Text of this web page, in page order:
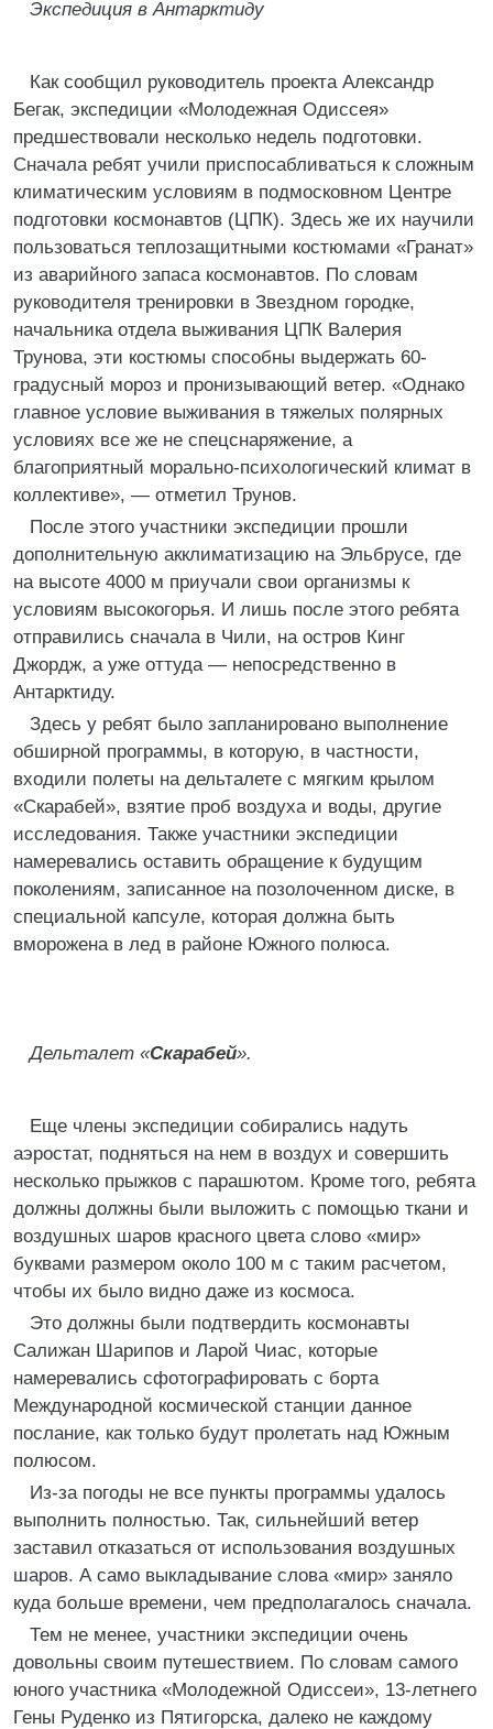
Экспедиция в Антарктиду
Как сообщил руководитель проекта Александр
Бегак, экспедиции «Молодежная Одиссея»
предшествовали несколько недель подготовки.
Сначала ребят учили приспосабливаться к сложным
климатическим условиям в подмосковном Центре
подготовки космонавтов (ЦПК). Здесь же их научили
пользоваться теплозащитными костюмами «Гранат»
из аварийного запаса космонавтов. По словам
руководителя тренировки в Звездном городке,
начальника отдела выживания ЦПК Валерия
Трунова, эти костюмы способны выдержать 60-
градусный мороз и пронизывающий ветер. «Однако
главное условие выживания в тяжелых полярных
условиях все же не спецснаряжение, а
благоприятный морально-психологический климат в
коллективе», — отметил Трунов.
После этого участники экспедиции прошли
дополнительную акклиматизацию на Эльбрусе, где
на высоте 4000 м приучали свои организмы к
условиям высокогорья. И лишь после этого ребята
отправились сначала в Чили, на остров Кинг
Джордж, а уже оттуда — непосредственно в
Антарктиду.
Здесь у ребят было запланировано выполнение
обширной программы, в которую, в частности,
входили полеты на дельталете с мягким крылом
«Скарабей», взятие проб воздуха и воды, другие
исследования. Также участники экспедиции
намеревались оставить обращение к будущим
поколениям, записанное на позолоченном диске, в
специальной капсуле, которая должна быть
вморожена в лед в районе Южного полюса.
Дельталет «Скарабей».
Еще члены экспедиции собирались надуть
аэростат, подняться на нем в воздух и совершить
несколько прыжков с парашютом. Кроме того, ребята
должны должны были выложить с помощью ткани и
воздушных шаров красного цвета слово «мир»
буквами размером около 100 м с таким расчетом,
чтобы их было видно даже из космоса.
Это должны были подтвердить космонавты
Салижан Шарипов и Ларой Чиас, которые
намеревались сфотографировать с борта
Международной космической станции данное
послание, как только будут пролетать над Южным
полюсом.
Из-за погоды не все пункты программы удалось
выполнить полностью. Так, сильнейший ветер
заставил отказаться от использования воздушных
шаров. А само выкладывание слова «мир» заняло
куда больше времени, чем предполагалось сначала.
Тем не менее, участники экспедиции очень
довольны своим путешествием. По словам самого
юного участника «Молодежной Одиссеи», 13-летнего
Гены Руденко из Пятигорска, далеко не каждому